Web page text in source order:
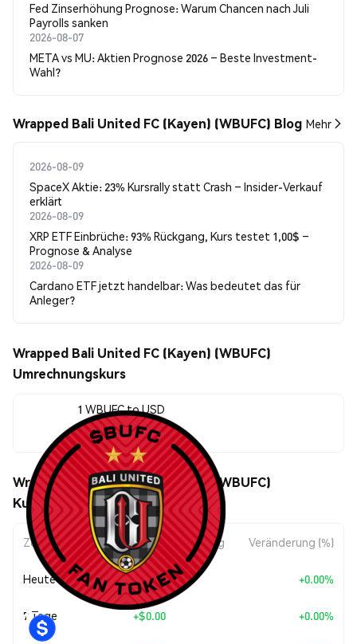
Fed Zinserhöhung Prognose: Warum Chancen nach Juli
Payrolls sanken
2026-08-07
META vs MU: Aktien Prognose 2026 – Beste Investment-
Wahl?
Wrapped Bali United FC (Kayen) (WBUFC) Blog Mehr
2026-08-09
SpaceX Aktie: 23% Kursrally statt Crash – Insider-Verkauf
erklärt
2026-08-09
XRP ETF Einbrüche: 93% Rückgang, Kurs testet 1,00$ –
Prognose & Analyse
2026-08-09
Cardano ETF jetzt handelbar: Was bedeutet das für
Anleger?
Wrapped Bali United FC (Kayen) (WBUFC)
Umrechnungskurs
1 WBUFC to USD
$0.05997
Wrapped Bali United FC (Kayen) (WBUFC)
Kursbewegungen
Zeitraum Betragsänderung Veränderung (%)
Heute +$0.00 +0.00%
7 Tage +$0.00 +0.00%